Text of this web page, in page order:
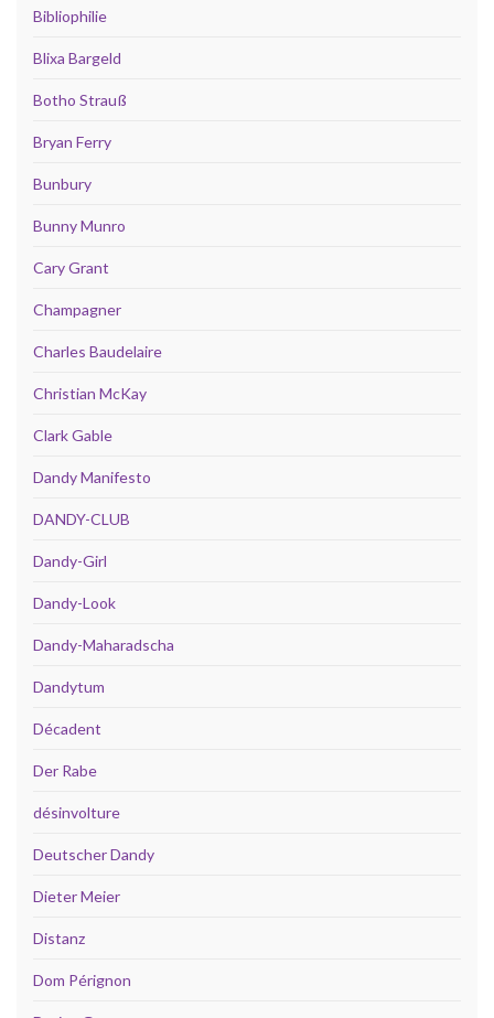
Bibliophilie
Blixa Bargeld
Botho Strauß
Bryan Ferry
Bunbury
Bunny Munro
Cary Grant
Champagner
Charles Baudelaire
Christian McKay
Clark Gable
Dandy Manifesto
DANDY-CLUB
Dandy-Girl
Dandy-Look
Dandy-Maharadscha
Dandytum
Décadent
Der Rabe
désinvolture
Deutscher Dandy
Dieter Meier
Distanz
Dom Pérignon